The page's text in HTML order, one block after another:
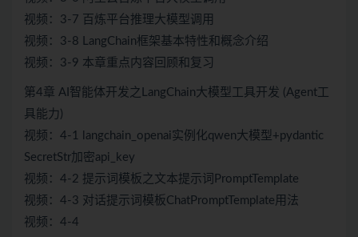
视频：3-7 百炼平台推理大模型调用
视频：3-8 LangChain框架基本特性和概念介绍
视频：3-9 本章重点内容回顾和复习
第4章 AI智能体开发之LangChain大模型工具开发 (Agent工
具能力)
视频：4-1 langchain_openai实例化qwen大模型+pydantic
SecretStr加密api_key
视频：4-2 提示词模板之文本提示词PromptTemplate
视频：4-3 对话提示词模板ChatPromptTemplate用法
视频：4-4